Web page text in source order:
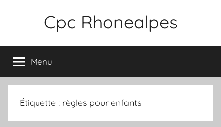
Cpc Rhonealpes
Menu
Étiquette : règles pour enfants